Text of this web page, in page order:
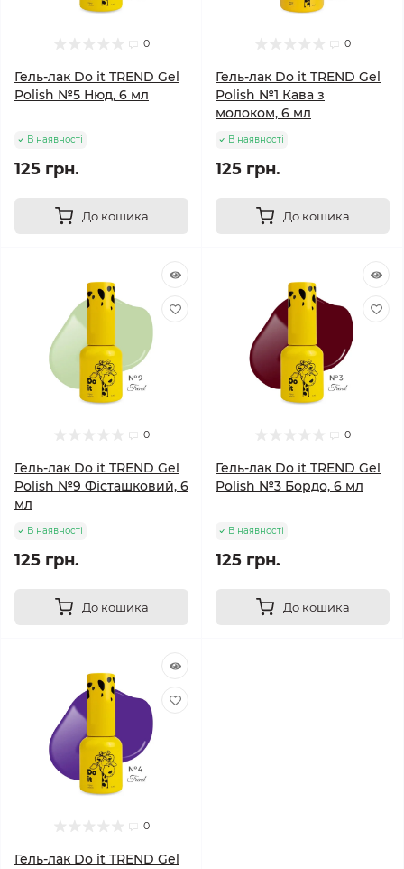
0
Гель-лак Do it TREND Gel
Polish №5 Нюд, 6 мл
В наявності
125 грн.
До кошика
0
Гель-лак Do it TREND Gel
Polish №1 Кава з
молоком, 6 мл
В наявності
125 грн.
До кошика
0
Гель-лак Do it TREND Gel
Polish №9 Фісташковий, 6
мл
В наявності
125 грн.
До кошика
0
Гель-лак Do it TREND Gel
Polish №3 Бордо, 6 мл
В наявності
125 грн.
До кошика
0
Гель-лак Do it TREND Gel